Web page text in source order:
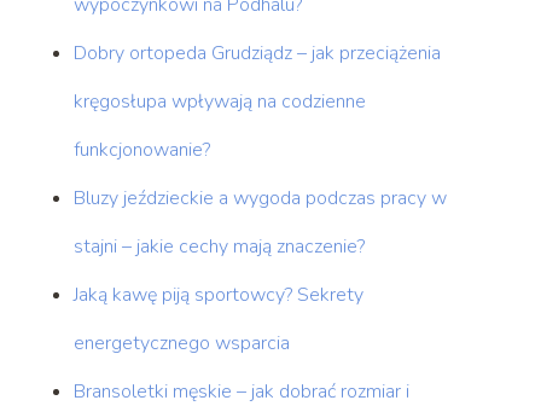
Dobry ortopeda Grudziądz – jak przeciążenia
kręgosłupa wpływają na codzienne
funkcjonowanie?
Bluzy jeździeckie a wygoda podczas pracy w
stajni – jakie cechy mają znaczenie?
Jaką kawę piją sportowcy? Sekrety
energetycznego wsparcia
Bransoletki męskie – jak dobrać rozmiar i